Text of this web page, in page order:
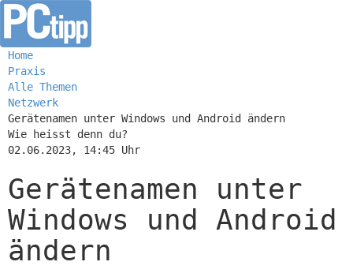
Home
Praxis
Alle Themen
Netzwerk
Gerätenamen unter Windows und Android ändern
Wie heisst denn du?
02.06.2023, 14:45 Uhr
Gerätenamen unter
Windows und Android
ändern